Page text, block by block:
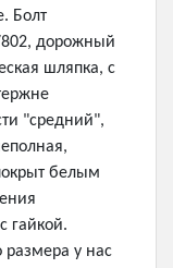
Болт
дорожный
шляпка, с
"средний",
белым
гайкой.
размера у нас